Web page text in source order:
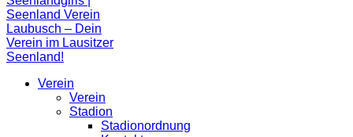
Verein
Verein
Stadion
Stadionordnung